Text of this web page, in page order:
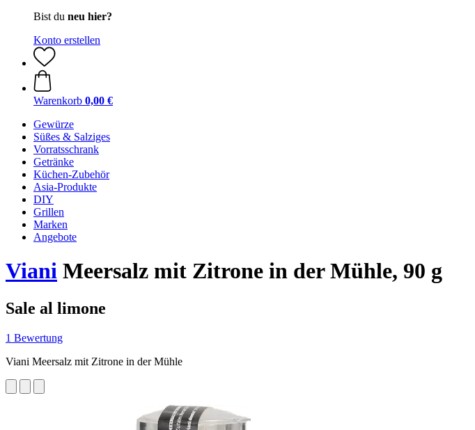
Bist du neu hier?
Konto erstellen
Warenkorb 0,00 €
Gewürze
Süßes & Salziges
Vorratsschrank
Getränke
Küchen-Zubehör
Asia-Produkte
DIY
Grillen
Marken
Angebote
Viani Meersalz mit Zitrone in der Mühle, 90 g
Sale al limone
1 Bewertung
Viani Meersalz mit Zitrone in der Mühle